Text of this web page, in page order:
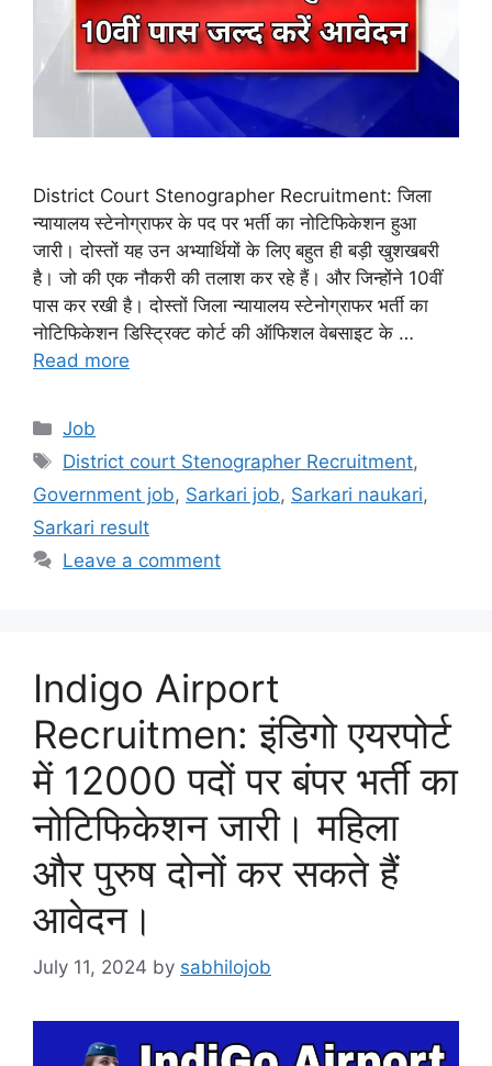
District Court Stenographer Recruitment: जिला
न्यायालय स्टेनोग्राफर के पद पर भर्ती का नोटिफिकेशन हुआ
जारी। दोस्तों यह उन अभ्यार्थियों के लिए बहुत ही बड़ी खुशखबरी
है। जो की एक नौकरी की तलाश कर रहे हैं। और जिन्होंने 10वीं
पास कर रखी है। दोस्तों जिला न्यायालय स्टेनोग्राफर भर्ती का
नोटिफिकेशन डिस्ट्रिक्ट कोर्ट की ऑफिशल वेबसाइट के …
Read more
Categories
Job
Tags
District court Stenographer Recruitment,
Government job, Sarkari job, Sarkari naukari,
Sarkari result
Leave a comment
Indigo Airport
Recruitmen: इंडिगो एयरपोर्ट
में 12000 पदों पर बंपर भर्ती का
नोटिफिकेशन जारी। महिला
और पुरुष दोनों कर सकते हैं
आवेदन।
July 11, 2024 by sabhilojob